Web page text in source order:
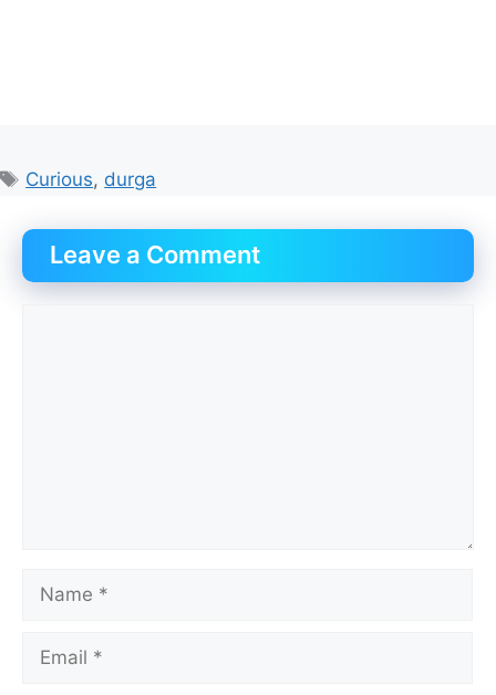
Tags
Curious, durga
Leave a Comment
Name
Email